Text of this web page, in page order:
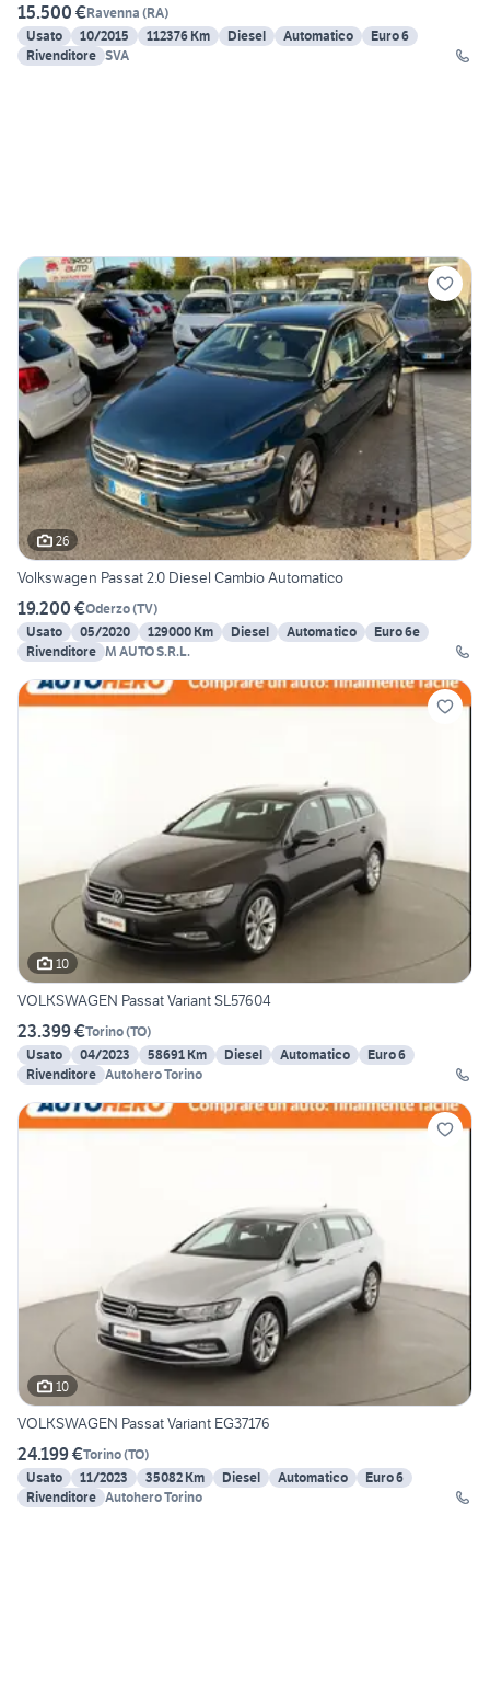
15.500 €Ravenna (RA)
Usato
10/2015 112376 Km Diesel Automatico
Euro 6
Rivenditore SVA
26
Volkswagen Passat 2.0 Diesel Cambio Automatico
19.200 €Oderzo(TV)
Usato
05/2020 129000 Km Diesel Automatico
Euro 6e
Rivenditore M AUTO S.R.L.
10
VOLKSWAGEN Passat Variant SL57604
23.399 €Torino(TO)
Usato
04/2023 58691 Km Diesel Automatico
Euro 6
Rivenditore Autohero Torino
10
VOLKSWAGEN Passat Variant EG37176
24.199 €Torino(TO)
Usato
11/2023 35082 Km Diesel Automatico
Euro 6
Rivenditore Autohero Torino